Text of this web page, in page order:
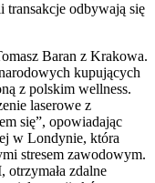
transakcje odbywają się
Baran z Krakowa.
kupujących
z polskim wellness.
laserowe z
się”, opowiadając
w Londynie, która
stresem zawodowym.
otrzymała zdalne